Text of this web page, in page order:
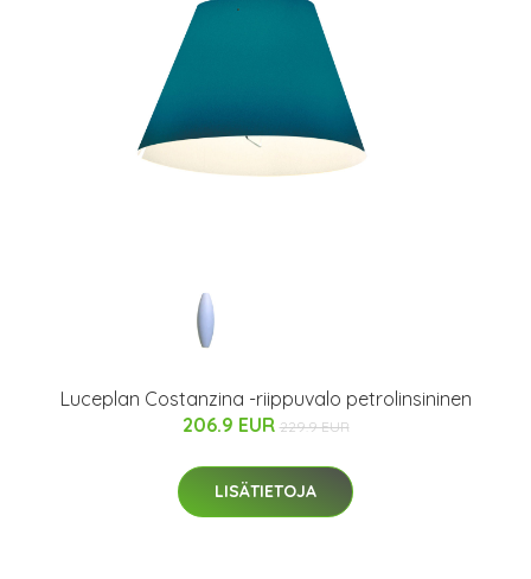
Luceplan Costanzina -riippuvalo petrolinsininen
206.9 EUR 229.9 EUR
LISÄTIETOJA